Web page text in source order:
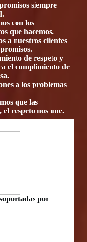
siempre
con los
que hacemos.
a nuestros clientes
de respeto y
el cumplimiento de
a los problemas
que las
el respeto nos une.
por